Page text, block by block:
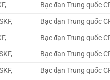
Bạc đạn Trung quốc
Bạc đạn Trung quốc
Bạc đạn Trung quốc
Bạc đạn Trung quốc
Bạc đạn Trung quốc